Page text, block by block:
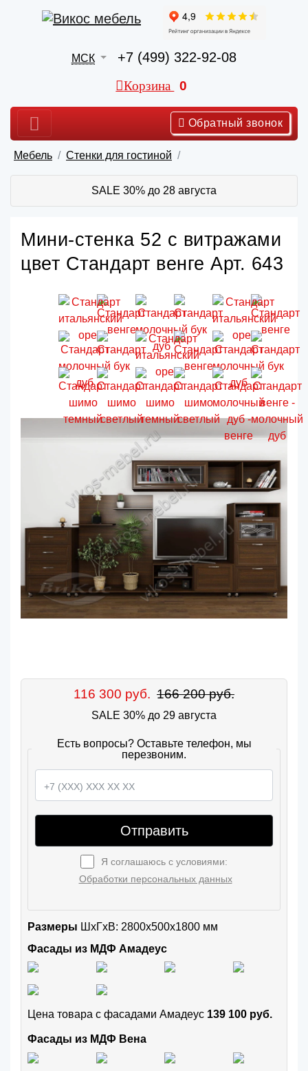
МСК +7 (499) 322-92-08
Корзина 0
Обратный звонок
Мебель Стенки для гостиной
SALE 30% до 28 августа
Мини-стенка 52 с витражами
цвет Стандарт венге Арт. 643
116 300 руб. 166 200 руб.
SALE 30% до 29 августа
Есть вопросы? Оставьте телефон, мы
перезвоним.
Отправить
Я соглашаюсь с условиями:
Обработки персональных данных
Размеры ШxГхВ: 2800x500x1800 мм
Фасады из МДФ Амадеус
Цена товара с фасадами Амадеус 139 100 руб.
Фасады из МДФ Вена